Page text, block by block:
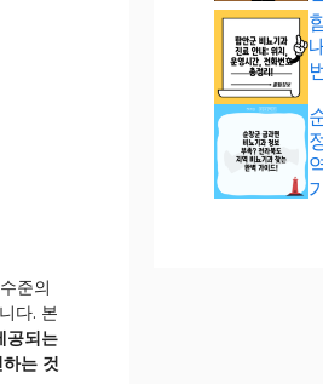
준의
다. 본
공되는
는 것